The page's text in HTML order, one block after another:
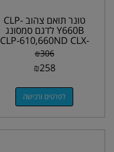
טונר תואם צהוב CLP-
Y660B לדגם סמסונג
CLP-610,660ND CLX-
6210,6240FX
₪306
₪258
לפרטים ורכישה